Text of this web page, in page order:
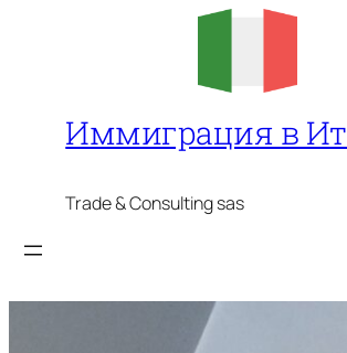
Иммиграция в
Trade & Consulting sas